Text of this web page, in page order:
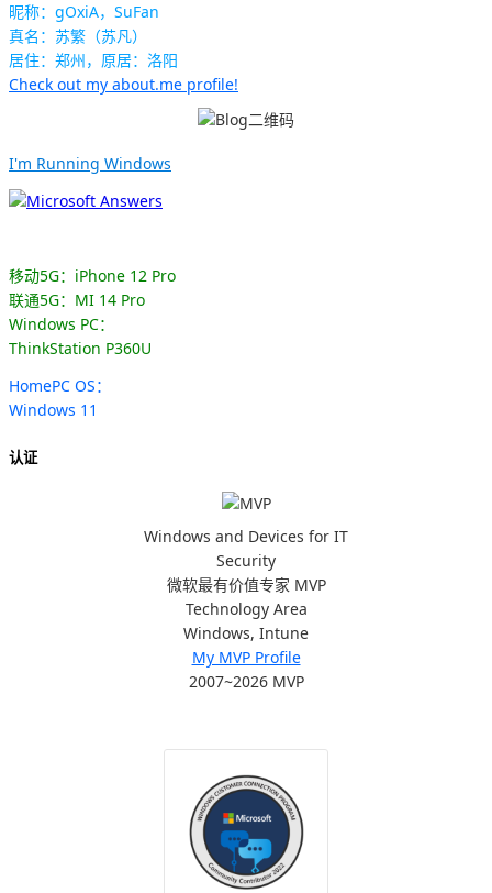
昵称：gOxiA，SuFan
真名：苏繁（苏凡）
居住：郑州，原居：洛阳
Check out my about.me profile!
I'm Running Windows
移动5G：iPhone 12 Pro
联通5G：MI 14 Pro
Windows PC：
ThinkStation P360U
HomePC OS：
Windows 11
认证
Windows and Devices for IT
Security
微软最有价值专家 MVP
Technology Area
Windows, Intune
My MVP Profile
2007~2026 MVP